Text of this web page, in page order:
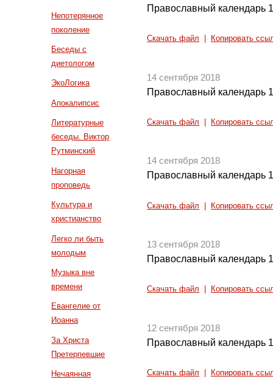
Непотерянное
поколение
Беседы с
диетологом
ЭкоЛогика
Апокалипсис
Литературные
беседы. Виктор
Рутминский
Нагорная
проповедь
Культура и
христианство
Легко ли быть
молодым
Музыка вне
времени
Евангелие от
Иоанна
За Христа
Претерпевшие
Нечаянная
Православный календарь
Скачать файл Копировать
14 сентября 2018
Православный календарь
Скачать файл Копировать
14 сентября 2018
Православный календарь
Скачать файл Копировать
13 сентября 2018
Православный календарь
Скачать файл Копировать
12 сентября 2018
Православный календарь
Скачать файл Копировать